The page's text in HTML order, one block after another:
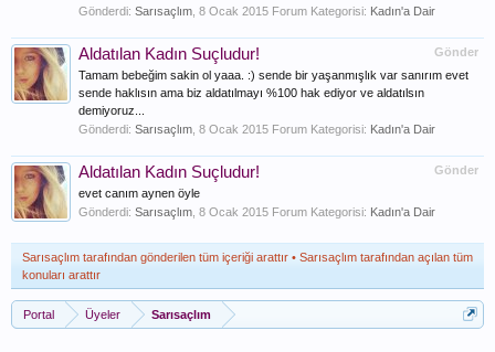
Gönderdi: Sarısaçlım 8 Ocak 2015 Forum Kategorisi: Kadın'a Dair
Gönder
Aldatılan Kadın Suçludur!
Tamam bebeğim sakin ol yaaa. :) sende bir yaşanmışlık var sanırım evet
sende haklısın ama biz aldatılmayı %100 hak ediyor ve aldatılsın
demiyoruz...
Gönderdi: Sarısaçlım 8 Ocak 2015 Forum Kategorisi: Kadın'a Dair
Gönder
Aldatılan Kadın Suçludur!
evet canım aynen öyle
Gönderdi: Sarısaçlım 8 Ocak 2015 Forum Kategorisi: Kadın'a Dair
Sarısaçlım tarafından gönderilen tüm içeriği arattır
Sarısaçlım tarafından açılan tüm
konuları arattır
Portal Üyeler Sarısaçlım